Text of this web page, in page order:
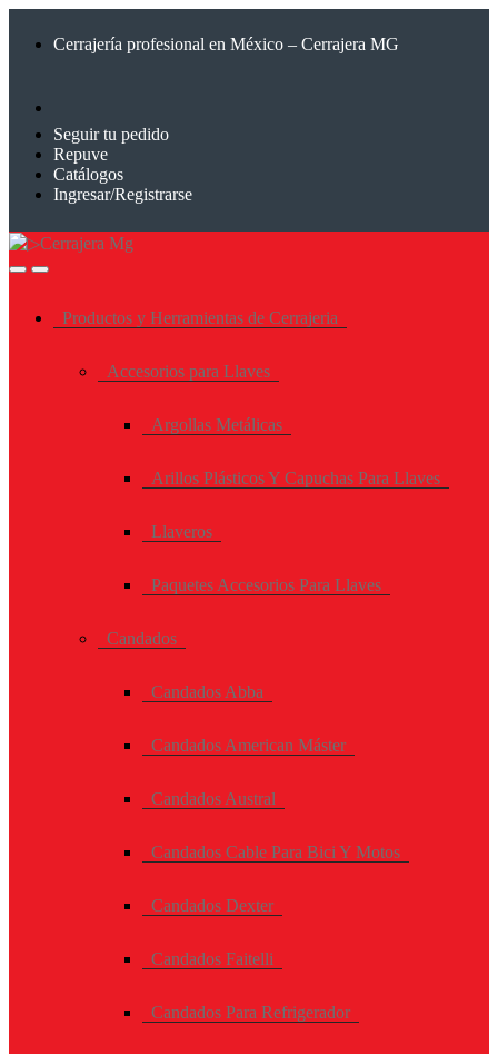
Cerrajería profesional en México – Cerrajera MG
Seguir tu pedido
Repuve
Catálogos
Ingresar/Registrarse
Productos y Herramientas de Cerrajeria
Accesorios para Llaves
Argollas Metálicas
Arillos Plásticos Y Capuchas Para Llaves
Llaveros
Paquetes Accesorios Para Llaves
Candados
Candados Abba
Candados American Máster
Candados Austral
Candados Cable Para Bici Y Motos
Candados Dexter
Candados Faitelli
Candados Para Refrigerador